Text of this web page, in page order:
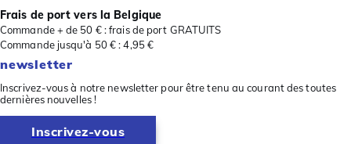
Frais de port vers la Belgique
Commande + de 50 € : frais de port GRATUITS
Commande jusqu'à 50 € : 4,95 €
newsletter
Inscrivez-vous à notre newsletter pour être tenu au courant des toutes
dernières nouvelles !
Inscrivez-vous